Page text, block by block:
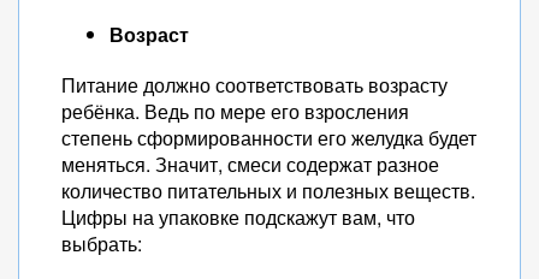
Возраст
Питание должно соответствовать возрасту
ребёнка. Ведь по мере его взросления
степень сформированности его желудка будет
меняться. Значит, смеси содержат разное
количество питательных и полезных веществ.
Цифры на упаковке подскажут вам, что
выбрать: